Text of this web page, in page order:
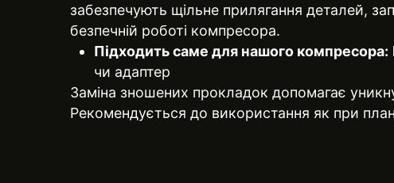
забезпечують щільне прилягання деталей,
безпечній роботі компресора.
Підходить саме для нашого компресора:
чи адаптер
Заміна зношених прокладок допомагає
Рекомендується до використання як при